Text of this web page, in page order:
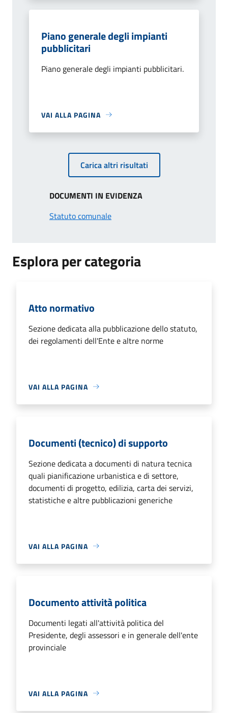
Piano generale degli impianti
pubblicitari
Piano generale degli impianti pubblicitari.
VAI ALLA PAGINA
Carica altri risultati
DOCUMENTI IN EVIDENZA
Statuto comunale
Esplora per categoria
Atto normativo
Sezione dedicata alla pubblicazione dello statuto,
dei regolamenti dell'Ente e altre norme
VAI ALLA PAGINA
Documenti (tecnico) di supporto
Sezione dedicata a documenti di natura tecnica
quali pianificazione urbanistica e di settore,
documenti di progetto, edilizia, carta dei servizi,
statistiche e altre pubblicazioni generiche
VAI ALLA PAGINA
Documento attività politica
Documenti legati all'attività politica del
Presidente, degli assessori e in generale dell'ente
provinciale
VAI ALLA PAGINA